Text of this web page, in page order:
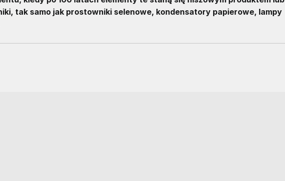
tak samo jak prostowniki selenowe, kondensatory papierowe, lampy